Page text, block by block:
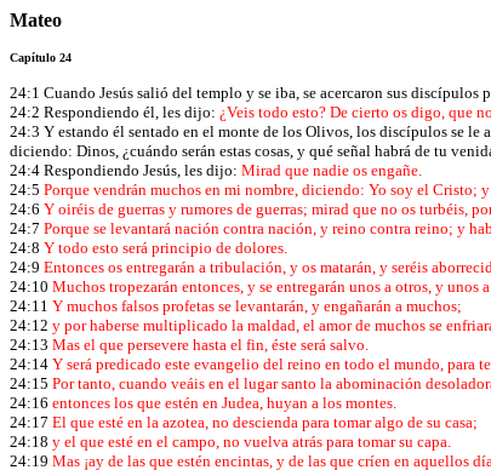
Mateo
Capítulo 24
24:1 Cuando Jesús salió del templo y se iba, se acercaron sus
24:2 Respondiendo él, les dijo: ¿Veis todo esto? De cierto os digo, que
24:3 Y estando él sentado en el monte de los Olivos, los discípulos se le
diciendo: Dinos, ¿cuándo serán estas cosas, y qué señal habrá de tu
24:4 Respondiendo Jesús, les dijo: Mirad que nadie os engañe.
24:5 Porque vendrán muchos en mi nombre, diciendo: Yo soy el Cristo; y
24:6 Y oiréis de guerras y rumores de guerras; mirad que no os turbéis,
24:7 Porque se levantará nación contra nación, y reino contra reino; y
24:8 Y todo esto será principio de dolores.
24:9 Entonces os entregarán a tribulación, y os matarán, y seréis
24:10 Muchos tropezarán entonces, y se entregarán unos a otros, y unos
24:11 Y muchos falsos profetas se levantarán, y engañarán a muchos;
24:12 y por haberse multiplicado la maldad, el amor de muchos se
24:13 Mas el que persevere hasta el fin, éste será salvo.
24:14 Y será predicado este evangelio del reino en todo el mundo, para
24:15 Por tanto, cuando veáis en el lugar santo la abominación
24:16 entonces los que estén en Judea, huyan a los montes.
24:17 El que esté en la azotea, no descienda para tomar algo de su casa;
24:18 y el que esté en el campo, no vuelva atrás para tomar su capa.
24:19 Mas ¡ay de las que estén encintas, y de las que críen en aquellos